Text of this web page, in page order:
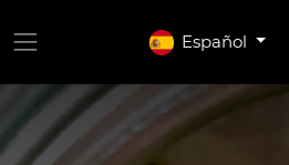
Español